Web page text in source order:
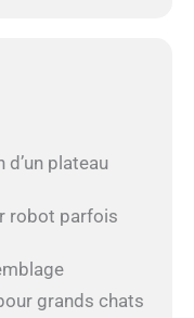
plateau
robot parfois
grands chats